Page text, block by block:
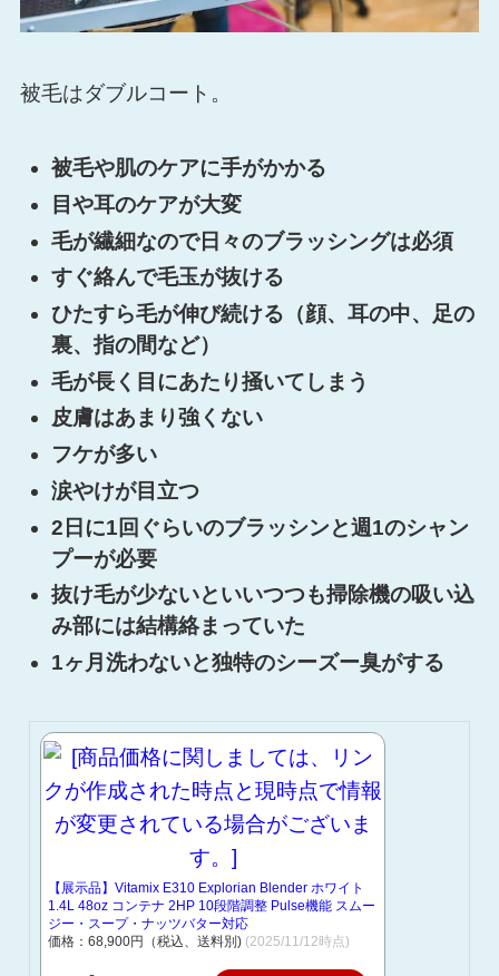
被毛はダブルコート。
被毛や肌のケアに手がかかる
目や耳のケアが大変
毛が繊細なので日々のブラッシングは必須
すぐ絡んで毛玉が抜ける
ひたすら毛が伸び続ける（顔、耳の中、足の
裏、指の間など）
毛が長く目にあたり掻いてしまう
皮膚はあまり強くない
フケが多い
涙やけが目立つ
2日に1回ぐらいのブラッシンと週1のシャン
プーが必要
抜け毛が少ないといいつつも掃除機の吸い込
み部には結構絡まっていた
1ヶ月洗わないと独特のシーズー臭がする
【展示品】Vitamix E310 Explorian Blender ホワイト
1.4L 48oz コンテナ 2HP 10段階調整 Pulse機能 スムー
ジー・スープ・ナッツバター対応
価格：68,900円（税込、送料別) (2025/11/12時点)